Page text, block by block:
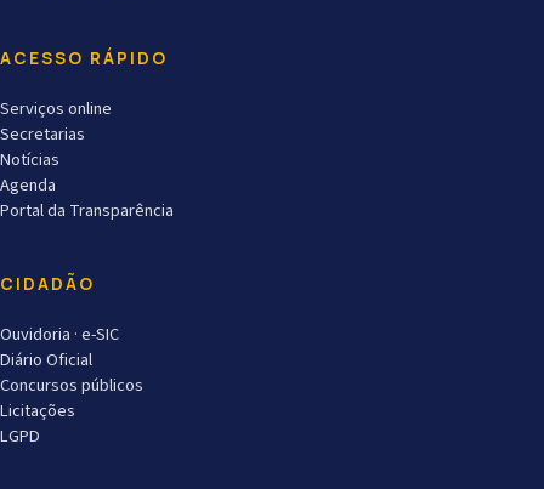
ACESSO RÁPIDO
Serviços online
Secretarias
Notícias
Agenda
Portal da Transparência
CIDADÃO
Ouvidoria · e-SIC
Diário Oficial
Concursos públicos
Licitações
LGPD